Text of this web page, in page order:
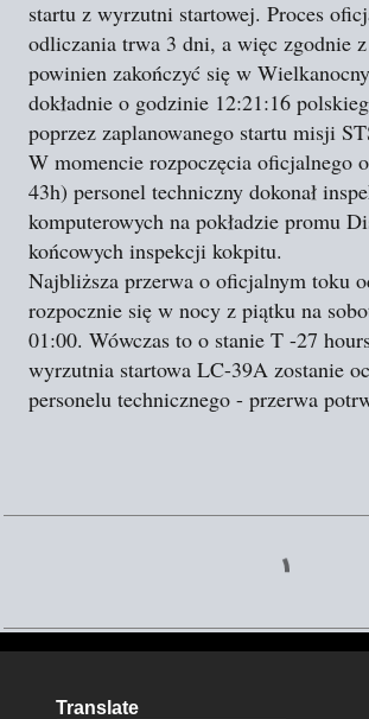
startu z wyrzutni startowej. Proces
odliczania trwa 3 dni, a więc zgodnie
powinien zakończyć się w
dokładnie o godzinie 12:21:16
poprzez zaplanowanego startu misji
W momencie rozpoczęcia oficjalnego
43h) personel techniczny dokonał
komputerowych na pokładzie promu
końcowych inspekcji kokpitu.
Najbliższa przerwa o oficjalnym toku
rozpocznie się w nocy z piątku na
01:00. Wówczas to o stanie T -27
wyrzutnia startowa LC-39A zostanie
personelu technicznego - przerwa
e
Translate